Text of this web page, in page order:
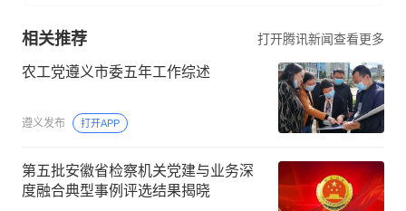
相关推荐 打开腾讯新闻查看更多
农工党遵义市委五年工作综述
遵义发布 打开APP
第五批安徽省检察机关党建与业务深
度融合典型事例评选结果揭晓